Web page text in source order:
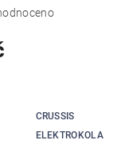
CRUSSIS
ELEKTROKOLA